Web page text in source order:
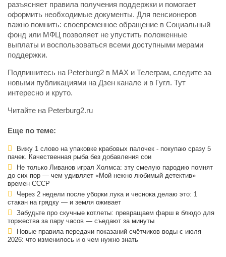
разъясняет правила получения поддержки и помогает
оформить необходимые документы. Для пенсионеров
важно помнить: своевременное обращение в Социальный
фонд или МФЦ позволяет не упустить положенные
выплаты и воспользоваться всеми доступными мерами
поддержки.
Подпишитесь на Peterburg2 в MAX и Телеграм, следите за
новыми публикациями на Дзен канале и в Гугл. Тут
интересно и круто.
Читайте на Peterburg2.ru
Еще по теме:
Вижу 1 слово на упаковке крабовых палочек - покупаю сразу 5
пачек. Качественная рыба без добавления сои
Не только Ливанов играл Холмса: эту смелую пародию помнят
до сих пор — чем удивляет «Мой нежно любимый детектив»
времен СССР
Через 2 недели после уборки лука и чеснока делаю это: 1
стакан на грядку — и земля оживает
Забудьте про скучные котлеты: превращаем фарш в блюдо для
торжества за пару часов — съедают за минуты
Новые правила передачи показаний счётчиков воды с июля
2026: что изменилось и о чем нужно знать